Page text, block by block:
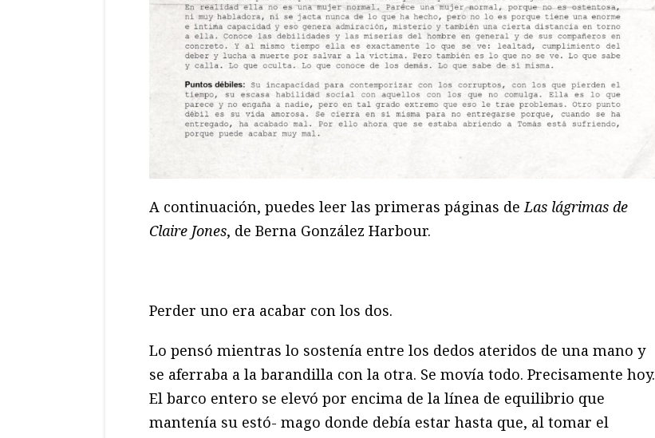
A continuación, puedes leer las primeras páginas de Las lágrimas de
Claire Jones, de Berna González Harbour.
Perder uno era acabar con los dos.
Lo pensó mientras lo sostenía entre los dedos ateridos de una mano y
se aferraba a la barandilla con la otra. Se movía todo. Precisamente hoy.
El barco entero se elevó por encima de la línea de equilibrio que
mantenía su estó- mago donde debía estar hasta que, al tomar el